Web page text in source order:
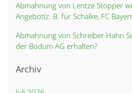
Abmahnung von Lentze Stopper
Angebot(z. B. für Schalke, FC
Abmahnung von Schreiber Hahn
der Bodum AG erhalten?
Archiv